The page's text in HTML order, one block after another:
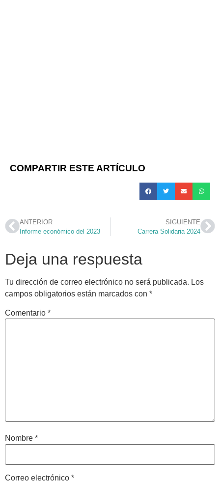
COMPARTIR ESTE ARTÍCULO
ANTERIOR
Informe económico del 2023
SIGUIENTE
Carrera Solidaria 2024
Deja una respuesta
Tu dirección de correo electrónico no será publicada. Los
campos obligatorios están marcados con *
Comentario *
Nombre *
Correo electrónico *